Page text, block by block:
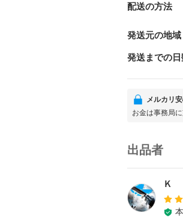
配送の方法
発送元の地域
発送までの日
メルカリ
お金は事務局
出品者
Ｋ